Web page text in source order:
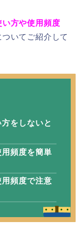
い方や使用頻度
ついてご紹介して
をしないと
頻度を簡単
頻度で注意